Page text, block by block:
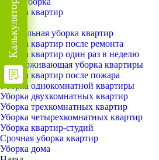
Уборка квартир
Назад
Генеральная уборка квартир
Уборка квартир после ремонта
Уборка квартир один раз в неделю
Поддерживающая уборка квартиры
Уборка квартир после пожара
Уборка однокомнатной квартиры
Уборка двухкомнатных квартир
Уборка трехкомнатных квартир
Уборка четырехкомнатных квартир
Уборка квартир-студий
Срочная уборка квартир
Уборка дома